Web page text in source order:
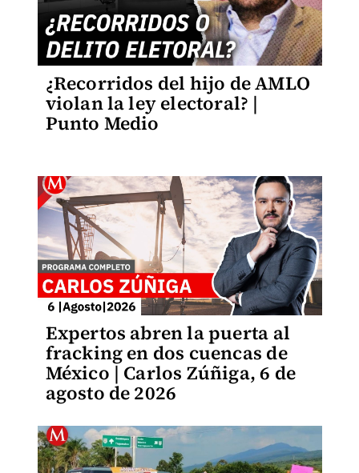
¿Recorridos del hijo de AMLO
violan la ley electoral? |
Punto Medio
Expertos abren la puerta al
fracking en dos cuencas de
México | Carlos Zúñiga, 6 de
agosto de 2026